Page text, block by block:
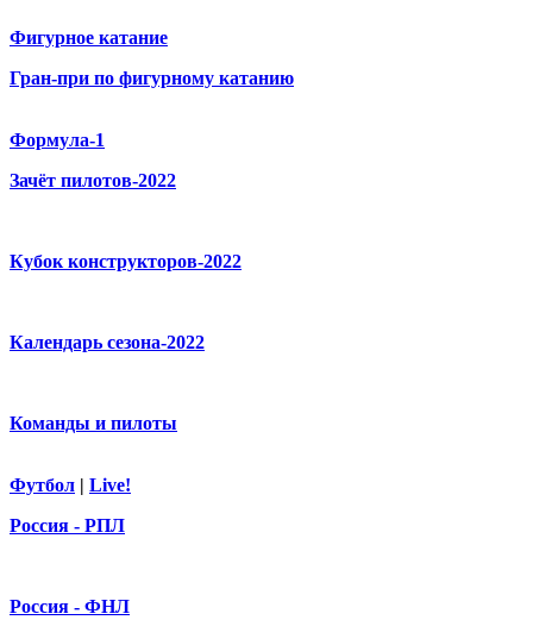
Фигурное катание
Гран-при по фигурному катанию
Формула-1
Зачёт пилотов-2022
Кубок конструкторов-2022
Календарь сезона-2022
Команды и пилоты
Футбол | Live!
Россия - РПЛ
Россия - ФНЛ